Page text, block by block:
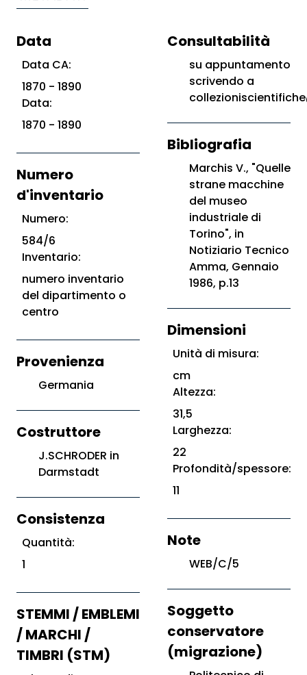
Data
Data CA:
1870 - 1890
Data:
1870 - 1890
Numero
d'inventario
Numero:
584/6
Inventario:
numero inventario
del dipartimento o
centro
Provenienza
Germania
Costruttore
J.SCHRODER in
Darmstadt
Consistenza
Quantità:
1
STEMMI / EMBLEMI
/ MARCHI /
TIMBRI (STM)
Consultabilità
su appuntamento
scrivendo a
Bibliografia
Marchis V., "Quelle
strane macchine
del museo
industriale di
Torino", in
Notiziario Tecnico
Amma, Gennaio
1986, p.13
Dimensioni
Unità di misura:
cm
Altezza:
31,5
Larghezza:
22
Profondità/spessore:
11
Note
WEB/C/5
Soggetto
conservatore
(migrazione)